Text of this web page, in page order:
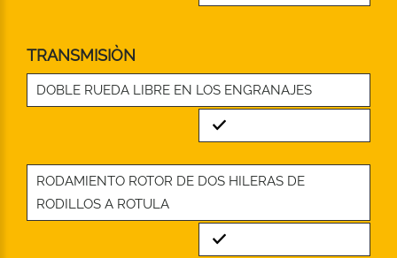
TRANSMISIÒN
DOBLE RUEDA LIBRE EN LOS ENGRANAJES
Standard
RODAMIENTO ROTOR DE DOS HILERAS DE
RODILLOS A ROTULA
Standard